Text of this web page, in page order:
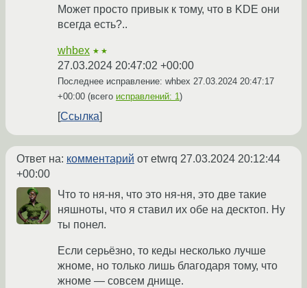
Может просто привык к тому, что в KDE они
всегда есть?..
whbex ★★
27.03.2024 20:47:02 +00:00
Последнее исправление: whbex 27.03.2024 20:47:17
+00:00 (всего исправлений: 1)
Ссылка
Ответ на: комментарий от etwrq 27.03.2024 20:12:44
+00:00
Что то ня-ня, что это ня-ня, это две такие
няшноты, что я ставил их обе на десктоп. Ну
ты понел.
Если серьёзно, то кеды несколько лучше
жноме, но только лишь благодаря тому, что
жноме — совсем днище.